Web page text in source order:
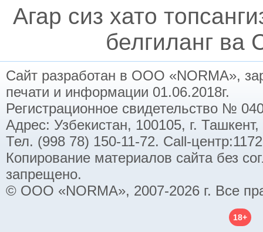
Агар сиз хато
белгиланг ва
Сайт разработан в ООО «NORMA»,
печати и информации 01.06.2018г.
Регистрационное свидетельство №
Адрес: Узбекистан, 100105, г.
Тел. (998 78) 150-11-72. Call-
Копирование материалов сайта без
запрещено.
© ООО «NORMA», 2007-2026 г. Все
18+